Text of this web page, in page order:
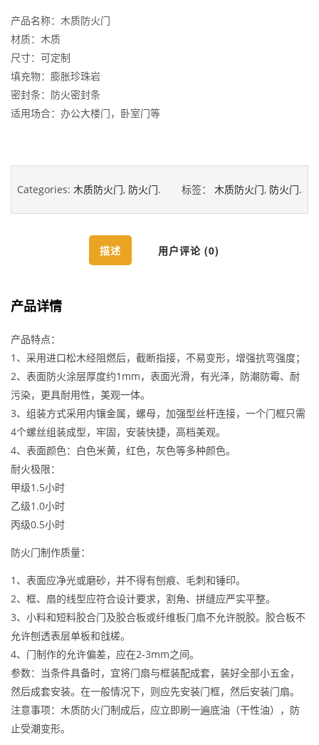
产品名称：木质防火门
材质：木质
尺寸：可定制
填充物：膨胀珍珠岩
密封条：防火密封条
适用场合：办公大楼门，卧室门等
Categories: 木质防火门, 防火门. 标签： 木质防火门, 防火门.
描述 用户评论 (0)
产品详情
产品特点：
1、采用进口松木经阻燃后，截断指接，不易变形，增强抗弯强度；
2、表面防火涂层厚度约1mm，表面光滑，有光泽，防潮防霉、耐
污染，更具耐用性，美观一体。
3、组装方式采用内镶金属，螺母，加强型丝杆连接，一个门框只需
4个螺丝组装成型，牢固，安装快捷，高档美观。
4、表面颜色：白色米黄，红色，灰色等多种颜色。
耐火极限：
甲级1.5小时
乙级1.0小时
丙级0.5小时
防火门制作质量：
1、表面应净光或磨砂，并不得有刨痕、毛刺和锤印。
2、框、扇的线型应符合设计要求，割角、拼缝应严实平整。
3、小料和短料胶合门及胶合板或纤维板门扇不允许脱胶。胶合板不
允许刨透表层单板和戗槎。
4、门制作的允许偏差，应在2-3mm之间。
参数：当条件具备时，宜将门扇与框装配成套，装好全部小五金，
然后成套安装。在一般情况下，则应先安装门框，然后安装门扇。
注意事项：木质防火门制成后，应立即刷一遍底油（干性油），防
止受潮变形。